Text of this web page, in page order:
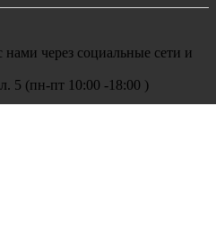
через социальные сети и
5 (пн-пт 10:00 -18:00 )